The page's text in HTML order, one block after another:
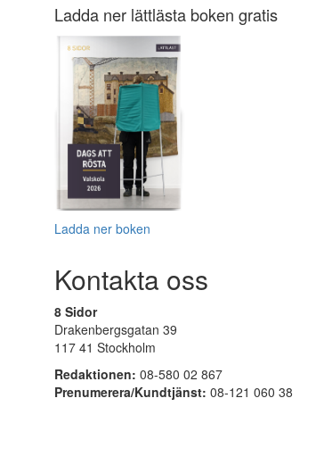
Ladda ner lättlästa boken gratis
Ladda ner boken
Kontakta oss
8 Sidor
Drakenbergsgatan 39
117 41 Stockholm
Redaktionen: 08-580 02 867
Prenumerera/Kundtjänst: 08-121 060 38